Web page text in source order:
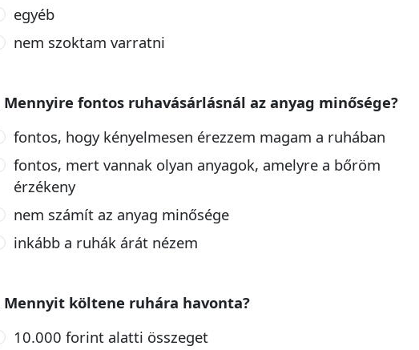
egyéb
nem szoktam varratni
Mennyire fontos ruhavásárlásnál az anyag minősége?
fontos, hogy kényelmesen érezzem magam a ruhában
fontos, mert vannak olyan anyagok, amelyre a bőröm
érzékeny
nem számít az anyag minősége
inkább a ruhák árát nézem
Mennyit költene ruhára havonta?
10.000 forint alatti összeget